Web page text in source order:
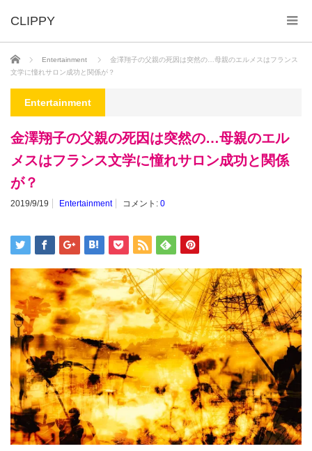
ホーム Entertainment
金澤翔子の父親の死因は突然の…母親のエルメスはフランス
文学に憧れサロン成功と関係が？
Entertainment
金澤翔子の父親の死因は突然の…母親のエル
メスはフランス文学に憧れサロン成功と関係
が？
2019/9/19 Entertainment コメント: 0